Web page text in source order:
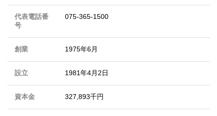
代表電話番
号
075-365-1500
創業 1975年6月
設立 1981年4月2日
資本金 327,893千円